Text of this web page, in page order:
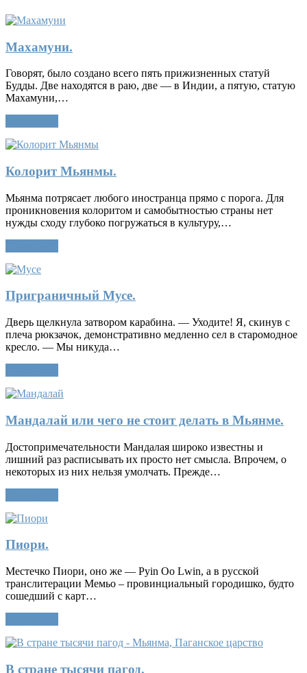
Махамуни.
Говорят, было создано всего пять прижизненных статуй
Будды. Две находятся в раю, две — в Индии, а пятую, статую
Махамуни,…
Колорит Мьянмы.
Мьянма потрясает любого иностранца прямо с порога. Для
проникновения колоритом и самобытностью страны нет
нужды сходу глубоко погружаться в культуру,…
Приграничный Мусе.
Дверь щелкнула затвором карабина. — Уходите! Я, скинув с
плеча рюкзачок, демонстративно медленно сел в старомодное
кресло. — Мы никуда…
Мандалай или чего не стоит делать в Мьянме.
Достопримечательности Мандалая широко известны и
лишний раз расписывать их просто нет смысла. Впрочем, о
некоторых из них нельзя умолчать. Прежде…
Пиори.
Местечко Пиори, оно же — Pyin Oo Lwin, а в русской
транслитерации Мемьо – провинциальный городишко, будто
сошедший с карт…
В стране тысячи пагод.